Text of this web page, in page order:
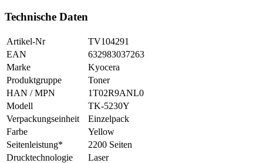
Technische Daten
Artikel-Nr
TV104291
EAN
632983037263
Marke
Kyocera
Produktgruppe
Toner
HAN / MPN
1T02R9ANL0
Modell
TK-5230Y
Verpackungseinheit
Einzelpack
Farbe
Yellow
Seitenleistung*
2200 Seiten
Drucktechnologie
Laser